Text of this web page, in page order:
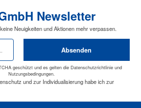
Newsletter
Neuigkeiten und Aktionen mehr verpassen.
Absenden
geschützt und es gelten die Datenschutzrichtlinieund
Nutzungsbedingungen.
und zur Individualisierung habe ich zur